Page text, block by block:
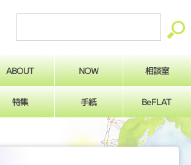
ABOUT NOW 相談室
特集 手紙 BeFLAT